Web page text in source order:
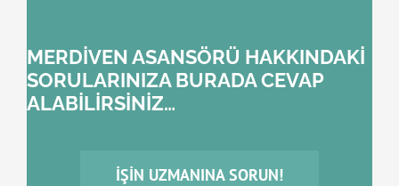
MERDİVEN ASANSÖRÜ HAKKINDAKİ
SORULARINIZA BURADA CEVAP
ALABİLİRSİNİZ…
İŞIN UZMANINA SORUN!